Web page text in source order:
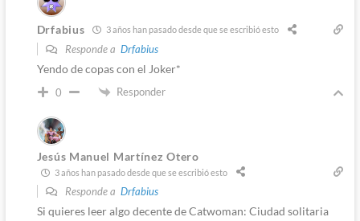
Drfabius 3 años han pasado desde que se escribió esto
Responde a Drfabius
Yendo de copas con el Joker*
0 Responder
Jesús Manuel Martínez Otero
3 años han pasado desde que se escribió esto
Responde a Drfabius
Si quieres leer algo decente de Catwoman: Ciudad solitaria